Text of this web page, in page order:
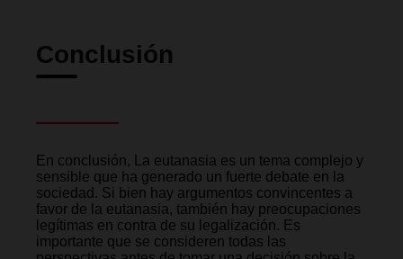
Conclusión
En conclusión, La eutanasia es un tema complejo y
sensible que ha generado un fuerte debate en la
sociedad. Si bien hay argumentos convincentes a
favor de la eutanasia, también hay preocupaciones
legítimas en contra de su legalización. Es
importante que se consideren todas las